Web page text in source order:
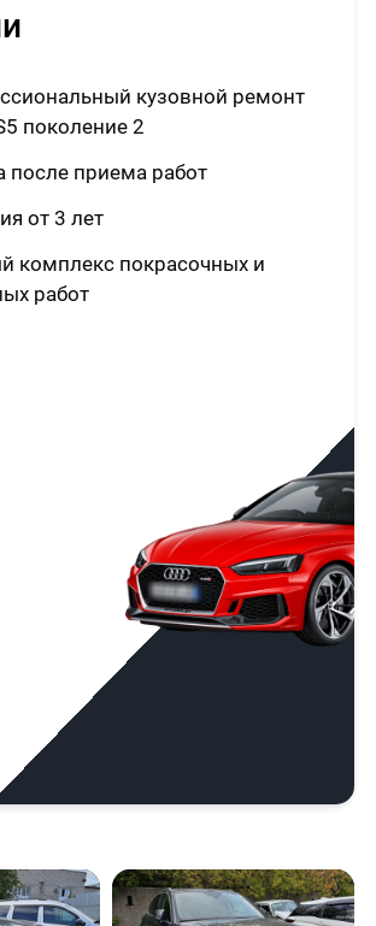
кузовной ремонт
поколение 2
после приема работ
от 3 лет
комплекс покрасочных и
работ